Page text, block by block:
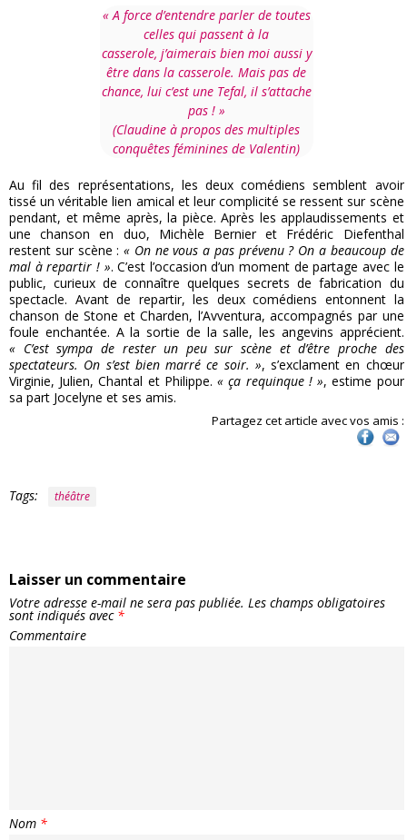
« A force d’entendre parler de toutes
celles qui passent à la
casserole, j’aimerais bien moi aussi y
être dans la casserole. Mais pas de
chance, lui c’est une Tefal, il s’attache
pas ! »
(Claudine à propos des multiples
conquêtes féminines de Valentin)
Au fil des représentations, les deux comédiens semblent avoir
tissé un véritable lien amical et leur complicité se ressent sur scène
pendant, et même après, la pièce. Après les applaudissements et
une chanson en duo, Michèle Bernier et Frédéric Diefenthal
restent sur scène :« On ne vous a pas prévenu ? On a beaucoup de
mal à repartir ! ». C’est l’occasion d’un moment de partage avec le
public, curieux de connaître quelques secrets de fabrication du
spectacle. Avant de repartir, les deux comédiens entonnent la
chanson de Stone et Charden, l’Avventura, accompagnés par une
foule enchantée. A la sortie de la salle, les angevins apprécient.
« C’est sympa de rester un peu sur scène et d’être proche des
spectateurs. On s’est bien marré ce soir. », s’exclament en chœur
Virginie, Julien, Chantal et Philippe.« ça requinque ! », estime pour
sa part Jocelyne et ses amis.
Partagez cet article avec vos amis :
Tags: théâtre
Laisser un commentaire
Votre adresse e-mail ne sera pas publiée. Les champs obligatoires
sont indiqués avec *
Commentaire
Nom *